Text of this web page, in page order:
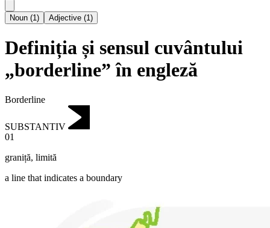
Noun (1) Adjective (1)
Definiția și sensul cuvântului
„borderline” în engleză
Borderline
SUBSTANTIV
01
graniță, limită
a line that indicates a boundary